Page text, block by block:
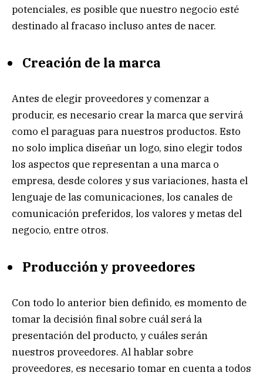
potenciales, es posible que nuestro negocio esté
destinado al fracaso incluso antes de nacer.
Creación de la marca
Antes de elegir proveedores y comenzar a
producir, es necesario crear la marca que servirá
como el paraguas para nuestros productos. Esto
no solo implica diseñar un logo, sino elegir todos
los aspectos que representan a una marca o
empresa, desde colores y sus variaciones, hasta el
lenguaje de las comunicaciones, los canales de
comunicación preferidos, los valores y metas del
negocio, entre otros.
Producción y proveedores
Con todo lo anterior bien definido, es momento de
tomar la decisión final sobre cuál será la
presentación del producto, y cuáles serán
nuestros proveedores. Al hablar sobre
proveedores, es necesario tomar en cuenta a todos